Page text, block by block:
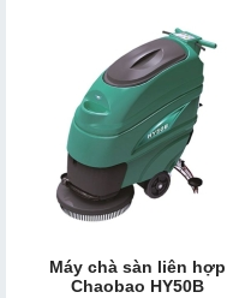
Máy chà sàn liên hợp
Chaobao HY50B